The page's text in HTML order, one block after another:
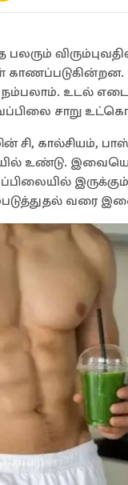
உடல்
சாறு
சி, கால்சியம்,
உண்டு.
வரை